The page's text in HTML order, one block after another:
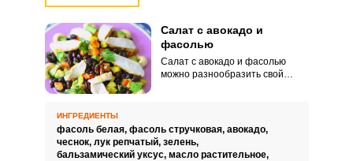
Салат с авокадо и
фасолью
Салат с авокадо и фасолью
можно разнообразить свой
понадобятся два вида фасоли:
спаржа и консервированная
белая фасоль.
ИНГРЕДИЕНТЫ
фасоль белая, фасоль стручковая, авокадо,
чеснок, лук репчатый, зелень,
бальзамический уксус, масло растительное,